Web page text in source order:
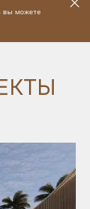
вы можете